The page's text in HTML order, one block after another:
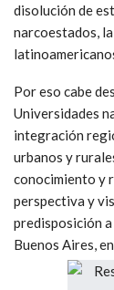
disolución de
narcoestados,
Por eso cabe
Universidades
integración
urbanos y
conocimiento y
perspectiva y
predisposición
Buenos Aires,